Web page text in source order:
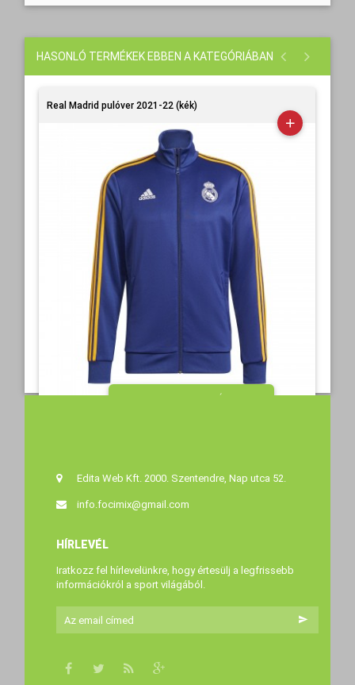
HASONLÓ TERMÉKEK EBBEN A KATEGÓRIÁBAN
Real Madrid pulóver 2021-22 (kék)
Edita Web Kft. 2000. Szentendre, Nap utca 52.
info.focimix@gmail.com
HÍRLEVÉL
Iratkozz fel hírlevelünkre, hogy értesülj a legfrissebb
információkról a sport világából.